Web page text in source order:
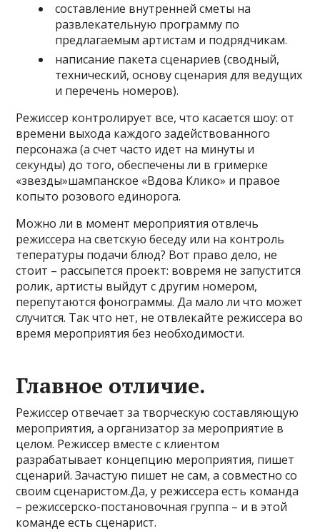
составление внутренней сметы на
развлекательную программу по
предлагаемым артистам и подрядчикам.
написание пакета сценариев (сводный,
технический, основу сценария для ведущих
и перечень номеров).
Режиссер контролирует все, что касается шоу: от
времени выхода каждого задействованного
персонажа (а счет часто идет на минуты и
секунды) до того, обеспечены ли в гримерке
«звезды»шампанское «Вдова Клико» и правое
копыто розового единорога.
Можно ли в момент мероприятия отвлечь
режиссера на светскую беседу или на контроль
тепературы подачи блюд? Вот право дело, не
стоит – рассыпется проект: вовремя не запустится
ролик, артисты выйдут с другим номером,
перепутаются фонограммы. Да мало ли что может
случится. Так что нет, не отвлекайте режиссера во
время мероприятия без необходимости.
Главное отличие.
Режиссер отвечает за творческую составляющую
мероприятия, а организатор за мероприятие в
целом. Режиссер вместе с клиентом
разрабатывает концепцию мероприятия, пишет
сценарий. Зачастую пишет не сам, а совместно со
своим сценаристом.Да, у режиссера есть команда
– режиссерско-постановочная группа – и в этой
команде есть сценарист.